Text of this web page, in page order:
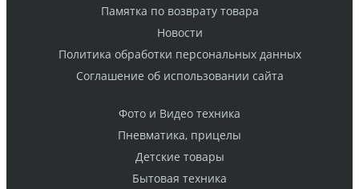
Памятка по возврату товара
Новости
Политика обработки персональных данных
Cоглашение об использовании сайта
Фото и Видео техника
Пневматика, прицелы
Детские товары
Бытовая техника